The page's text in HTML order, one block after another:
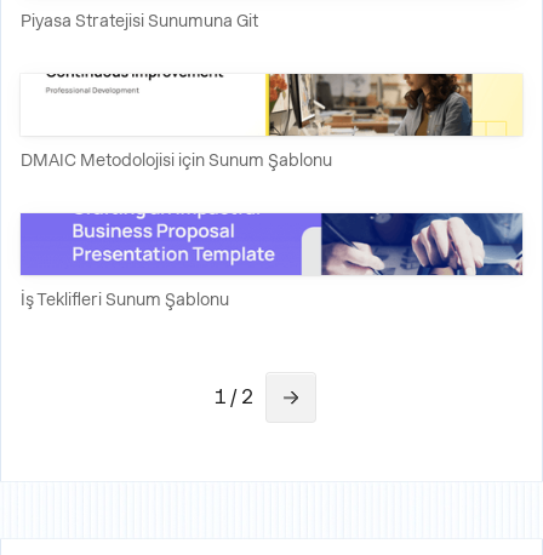
Piyasa Stratejisi Sunumuna Git
DMAIC Metodolojisi için Sunum Şablonu
İş Teklifleri Sunum Şablonu
1 / 2